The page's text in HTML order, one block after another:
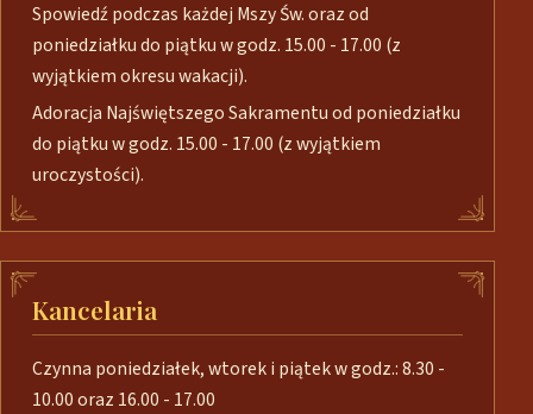
Spowiedź podczas każdej Mszy Św. oraz od
poniedziałku do piątku w godz. 15.00 - 17.00 (z
wyjątkiem okresu wakacji).
Adoracja Najświętszego Sakramentu od poniedziałku
do piątku w godz. 15.00 - 17.00 (z wyjątkiem
uroczystości).
Kancelaria
Czynna poniedziałek, wtorek i piątek w godz.: 8.30 -
10.00 oraz 16.00 - 17.00